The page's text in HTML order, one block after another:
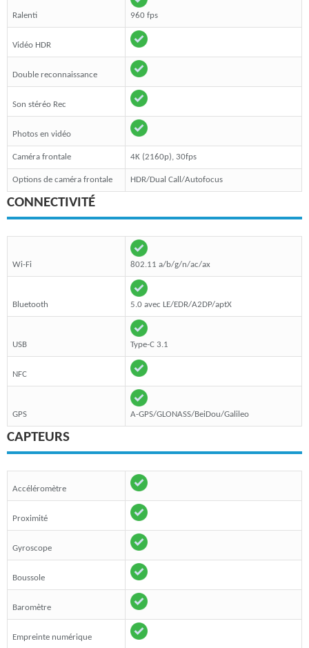
Ralenti 960 fps
Vidéo HDR
Double reconnaissance
Son stéréo Rec
Photos en vidéo
Caméra frontale 4K (2160p), 30fps
Options de caméra frontale HDR/Dual Call/Autofocus
CONNECTIVITÉ
Wi-Fi 802.11 a/b/g/n/ac/ax
Bluetooth 5.0 avec LE/EDR/A2DP/aptX
USB Type-C 3.1
NFC
GPS A-GPS/GLONASS/BeiDou/Galileo
CAPTEURS
Accéléromètre
Proximité
Gyroscope
Boussole
Baromètre
Empreinte numérique